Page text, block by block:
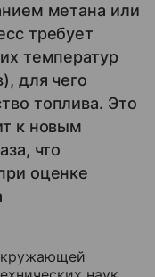
метана или
требует
температур
для чего
топлива. Это
к новым
что
оценке